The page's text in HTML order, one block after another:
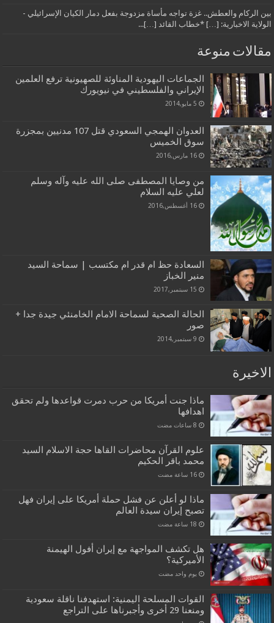
بين الركام والعطش.. غزة تواجه مأساة مزدوجة بفعل دمار الكيان الإسرائيلي -
الولاية الاخبارية: […] *خطاب القائد […]...
مقالات منوعة
الجماعات اليهودية المناوئة للصهيونية ترفع العلمين
الإيراني والفلسطيني في نيويورك
5 مايو,2014
العدوان الهمجي السعودي قتل 107 مدنيين بمجزرة
سوق الخميس
16 مارس,2016
من وصايا المصطفى صلى الله عليه وآله وسلم
لعلي عليه السلام
16 أغسطس,2016
السعادة حظ ام قدر ام مكتسب | سماحة السيد
منير الخباز
15 سبتمبر,2017
الحالة الصحية لسماحة الامام الخامنئي جيدة جدا +
صور
9 سبتمبر,2014
الاخيرة
ماذا جنت أمريكا من حرب دمرت قواعدها ولم تحقق
اهدافها
علوم القرآن محاضرات القاها حجة الاسلام السيد
محمد باقر الحكيم
‏16 ساعة مضت
ماذا لو أعلن عن فشل حملة أمريكا على إيران فهل
تصبح إيران سيدة العالم
هل تكشف المواجهة مع إيران أفول الهيمنة
الأميركية؟
‏يوم واحد مضت
القوات المسلحة اليمنية: استهدفنا ناقلة سعودية
ومنعنا 29 أخرى وأجبرناها على التراجع